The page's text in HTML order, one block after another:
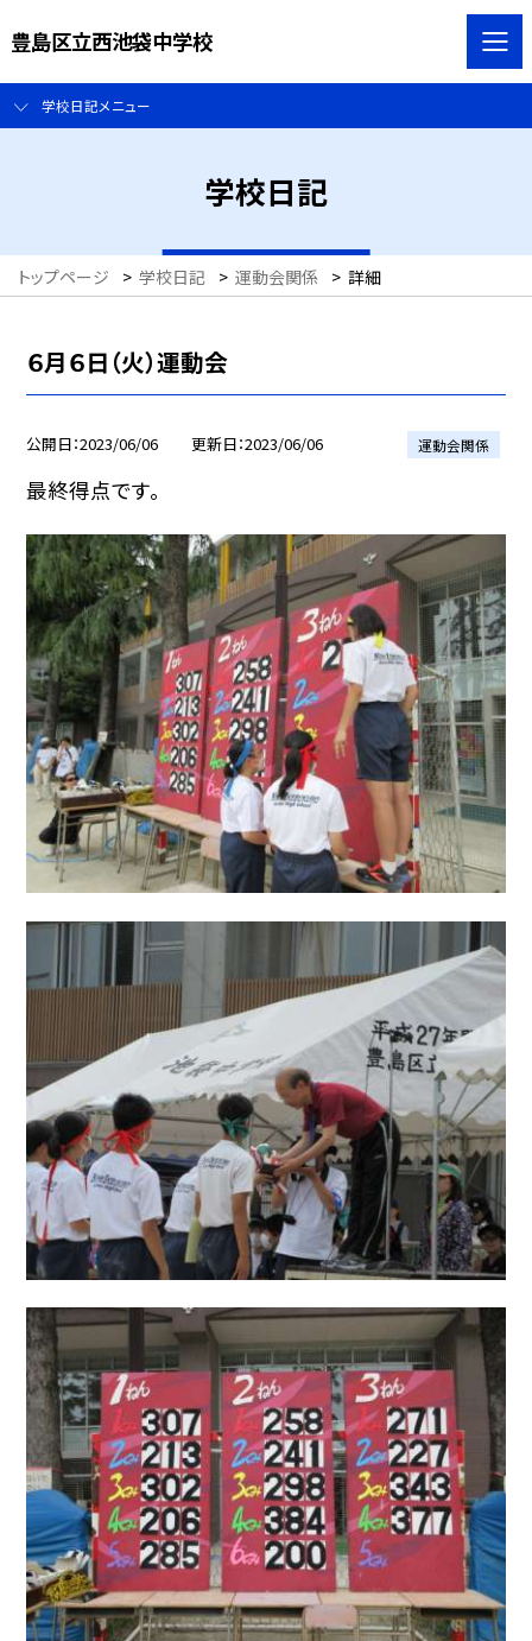
豊島区立西池袋中学校
学校日記メニュー
学校日記
トップページ > 学校日記 > 運動会関係 > 詳細
６月６日（火）運動会
公開日 2023/06/06 更新日 2023/06/06 運動会関係
最終得点です。